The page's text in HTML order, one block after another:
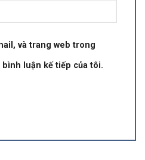
và trang web trong
luận kế tiếp của tôi.